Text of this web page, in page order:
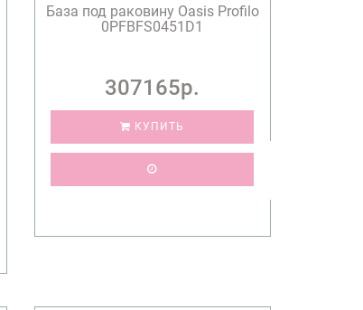
База под раковину Oasis Profilo
0PFBFS0451D1
307165р.
КУПИТЬ